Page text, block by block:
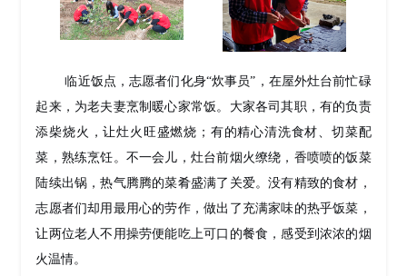
临近饭点，志愿者们化身“炊事员”，在屋外灶台前忙碌
起来，为老夫妻烹制暖心家常饭。大家各司其职，有的负责
添柴烧火，让灶火旺盛燃烧；有的精心清洗食材、切菜配
菜，熟练烹饪。不一会儿，灶台前烟火缭绕，香喷喷的饭菜
陆续出锅，热气腾腾的菜肴盛满了关爱。没有精致的食材，
志愿者们却用最用心的劳作，做出了充满家味的热乎饭菜，
让两位老人不用操劳便能吃上可口的餐食，感受到浓浓的烟
火温情。